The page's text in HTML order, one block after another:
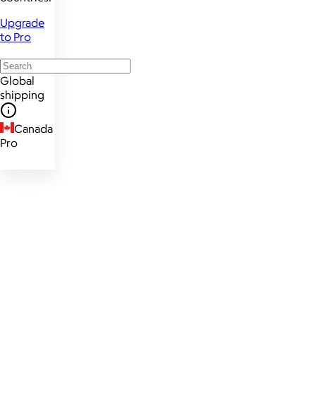
Upgrade
to Pro
Global
shipping
Canada
Pro